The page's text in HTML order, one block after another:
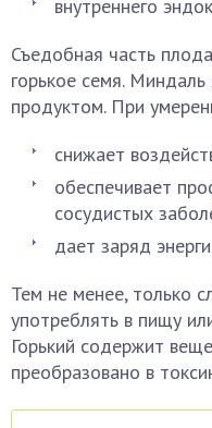
внутреннего
Съедобная часть
горькое семя.
продуктом. При
снижает
обеспечивает
сосудистых
дает заряд
Тем не менее, только
употреблять в пищу
Горький содержит
преобразовано в